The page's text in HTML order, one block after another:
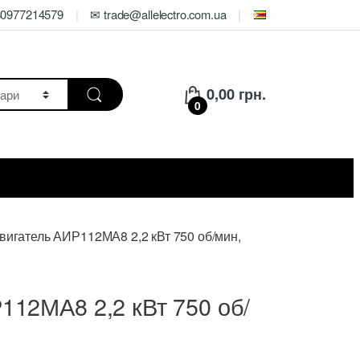
✉ trade@allelectro.com.ua
0
0,00 грн.
АИР112МА8 2,2 кВт 750 об/мин,
2,2 кВт 750 об/